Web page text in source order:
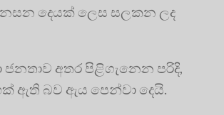
දෙයක්‌ ලෙස සලකන ලද
ජනතාව අතර පිළිගැනෙන පරිදි,
ඇති බව ඇය පෙන්වා දෙයි.